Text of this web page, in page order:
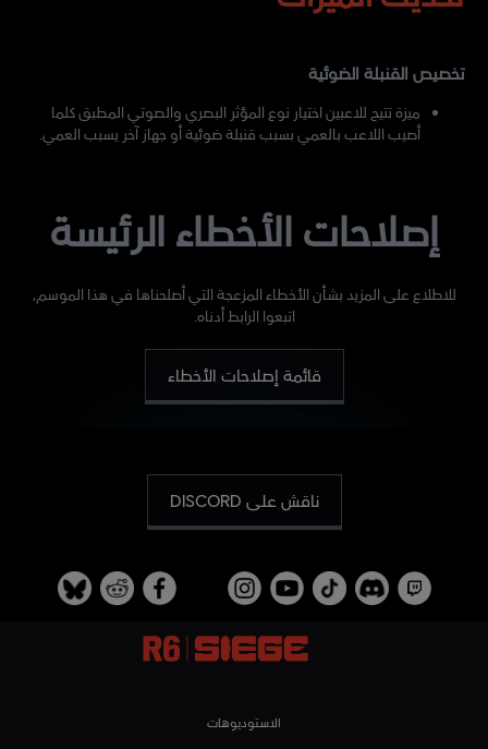
تخصيص القنبلة الضوئية
ميزة تتيح للاعبين اختيار نوع المؤثر البصري والصوتي المطبق كلما
أصيب اللاعب بالعمي بسبب قنبلة ضوئية أو جهاز آخر يسبب العمي.
إصلاحات الأخطاء الرئيسة
للاطلاع على المزيد بشأن الأخطاء المزعجة التي أصلحناها في هذا الموسم،
اتبعوا الرابط أدناه.
قائمة إصلاحات الأخطاء
ناقش على DISCORD
الاستوديوهات